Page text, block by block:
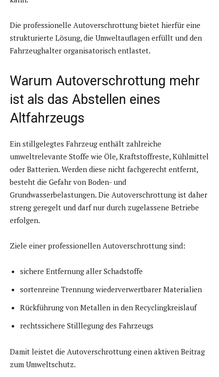
Die professionelle Autoverschrottung bietet hierfür eine
strukturierte Lösung, die Umweltauflagen erfüllt und den
Fahrzeughalter organisatorisch entlastet.
Warum Autoverschrottung mehr
ist als das Abstellen eines
Altfahrzeugs
Ein stillgelegtes Fahrzeug enthält zahlreiche
umweltrelevante Stoffe wie Öle, Kraftstoffreste, Kühlmittel
oder Batterien. Werden diese nicht fachgerecht entfernt,
besteht die Gefahr von Boden- und
Grundwasserbelastungen. Die Autoverschrottung ist daher
streng geregelt und darf nur durch zugelassene Betriebe
erfolgen.
Ziele einer professionellen Autoverschrottung sind:
sichere Entfernung aller Schadstoffe
sortenreine Trennung wiederverwertbarer Materialien
Rückführung von Metallen in den Recyclingkreislauf
rechtssichere Stilllegung des Fahrzeugs
Damit leistet die Autoverschrottung einen aktiven Beitrag
zum Umweltschutz.